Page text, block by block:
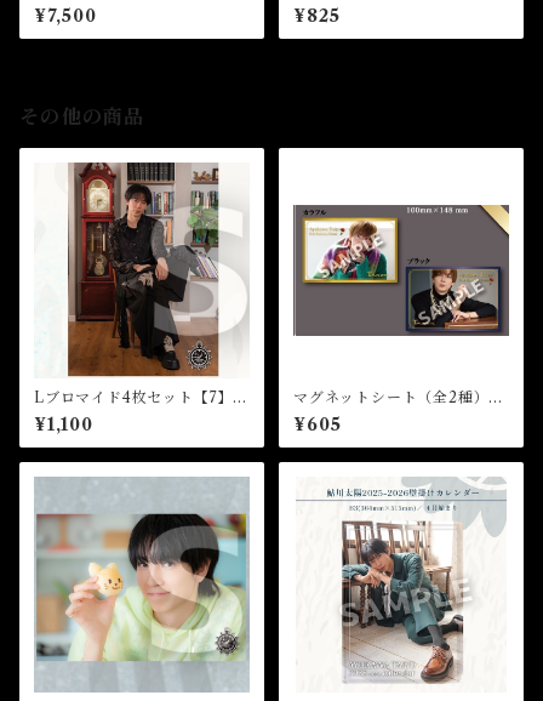
★☆32nd Birthday Event
¥7,500 ★☆32nd Birthday Event
¥825
その他の商品
Lブロマイド4枚セット【7】
（全8種）★芸能24周年記念イ
ベント
¥1,100
マグネットシート（全2種）★
35th Birthday Event
¥605